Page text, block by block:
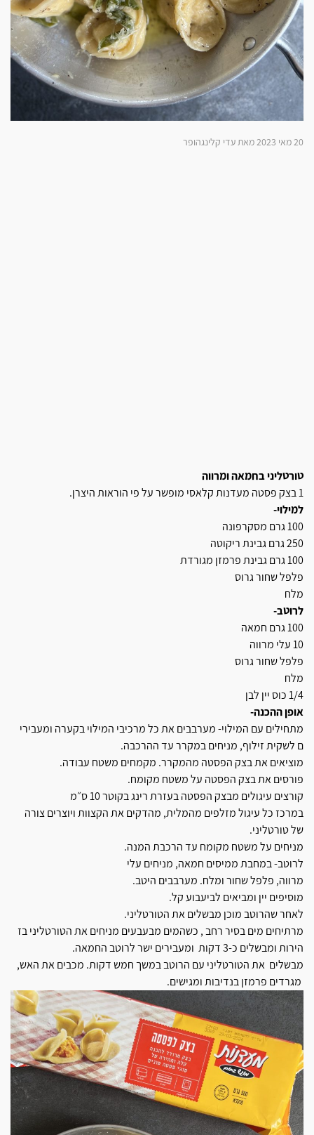
20 מאי 2023 מאת עדי קלינגהופר
טורטליני בחמאה ומרווה
1 בצק פסטה מעדנות קלאסי מופשר
על פי הוראות היצרן.
למילוי-
100 גרם מסקרפונה
250 גרם גבינת ריקוטה
100 גרם גבינת פרמזן מגורדת
פלפל שחור גרוס
מלח
לרוטב-
100 גרם חמאה
10 עלי מרווה
פלפל שחור גרוס
מלח
1/4 כוס יין לבן
אופן ההכנה-
מתחילים עם המילוי- מערבבים את כל מרכיבי המילוי בקערה ומעבירי
ם לשקית זילוף, מניחים במקרר עד ההרכבה.
מוציאים את בצק הפסטה מהמקרר. מקמחים משטח עבודה.
פורסים את בצק הפסטה על משטח מקומח.
קורצים עיגולים מבצק הפסטה בעזרת רינג בקוטר 10 ס״מ
במרכז כל עיגול מזלפים מהמלית, מהדקים את הקצוות ויוצרים צורה
של טורטליני.
מניחים על משטח מקומח עד הרכבת המנה.
לרוטב- במחבת ממיסים חמאה, מניחים עלי
מרווה, פלפל שחור ומלח. מערבבים היטב.
מוסיפים יין ומביאים לביעבוע קל.
לאחר שהרוטב מוכן מבשלים את הטורטליני.
מרתיחים מים בסיר רחב , כשהמים מבעבעים מניחים את הטורטליני בז
הירות ומבשלים כ-3 דקות ומעבירים ישר לרוטב
החמאה.
מבשלים את הטורטליני עם הרוטב במשך חמש דקות. מכבים את האש,
מגרדים פרמזן בנדיבות ומגישים.